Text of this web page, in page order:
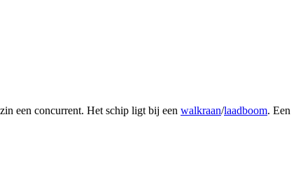
een concurrent. Het schip ligt bij een walkraan/laadboom. Een